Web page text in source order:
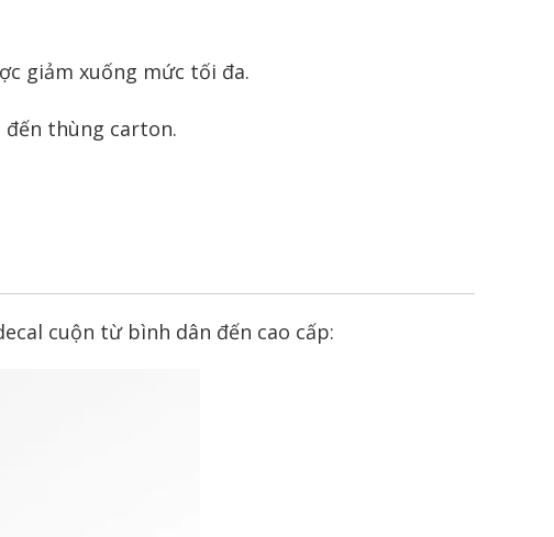
giảm xuống mức tối đa.
thùng carton.
cuộn từ bình dân đến cao cấp: